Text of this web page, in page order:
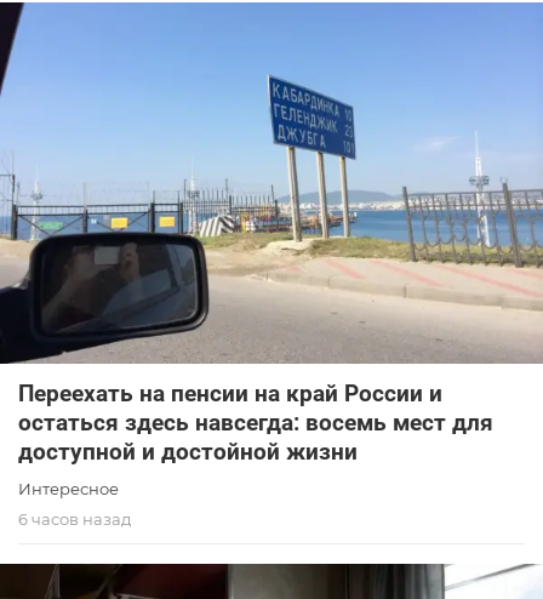
Переехать на пенсии на край России и
остаться здесь навсегда: восемь мест для
доступной и достойной жизни
Интересное
6 часов назад